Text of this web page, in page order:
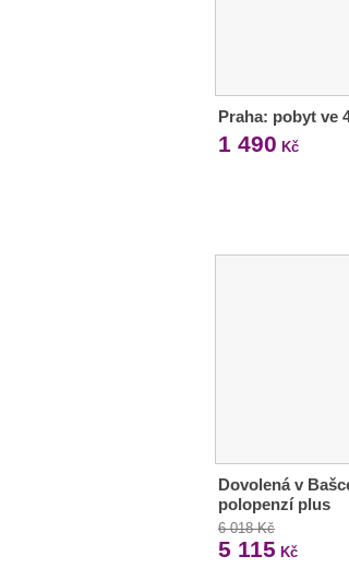
Praha: pobyt ve
1 490 Kč
Dovolená v
polopenzí plus
6 018 Kč
5 115 Kč